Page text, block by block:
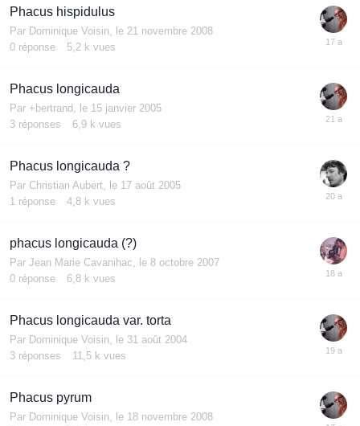
Phacus hispidulus
Par Dominique Voisin, le 21 novembre 2008
0 réponse 5,2 k vues
Phacus longicauda
Par +bertrand , le 15 janvier 2005
3 réponses 6,9 k vues
Phacus longicauda ?
Par Christian Aubert, le 17 août 2005
1 réponse 4,8 k vues
phacus longicauda (?)
Par Jean Marie Cavanihac, le 8 octobre 2007
0 réponse 6,8 k vues
Phacus longicauda var. torta
Par Dominique Voisin, le 31 août 2004
3 réponses 11,5 k vues
Phacus pyrum
Par Dominique Voisin, le 18 novembre 2008